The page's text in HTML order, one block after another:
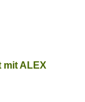
mit ALEX